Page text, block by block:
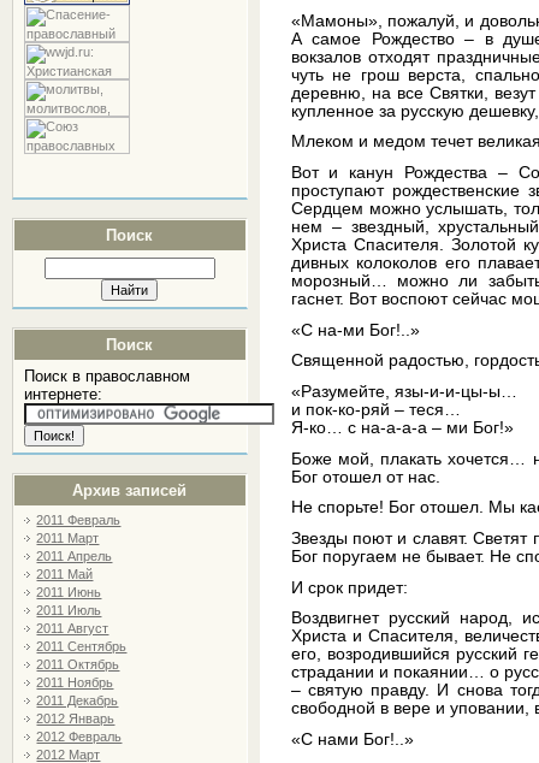
Поиск
Поиск
Поиск в православном
интернете:
Архив записей
2011 Февраль
2011 Март
2011 Апрель
2011 Май
2011 Июнь
2011 Июль
2011 Август
2011 Сентябрь
2011 Октябрь
2011 Ноябрь
2011 Декабрь
2012 Январь
2012 Февраль
2012 Март
«Мамоны», пожалуй, и
А самое Рождество – в
вокзалов отходят
чуть не грош верста,
деревню, на все Святки,
купленное за русскую
Млеком и медом течет
Вот и канун Рождества –
проступают рождественские
Сердцем можно услышать,
нем – звездный,
Христа Спасителя. Золотой
дивных колоколов его
морозный… можно ли
гаснет. Вот воспоют сейчас
«С на-ми Бог!..»
Священной радостью,
«Разумейте, язы-и-и-цы-ы…
и пок-ко-ряй – теся…
Я-ко… с на-а-а-а – ми Бог!»
Боже мой, плакать
Бог отошел от нас.
Не спорьте! Бог отошел. Мы
Звезды поют и славят. Светят
Бог поругаем не бывает. Не
И срок придет:
Воздвигнет русский народ,
Христа и Спасителя,
его, возродившийся русский
страдании и покаянии… о
– святую правду. И снова
свободной в вере и уповании,
«С нами Бог!..»